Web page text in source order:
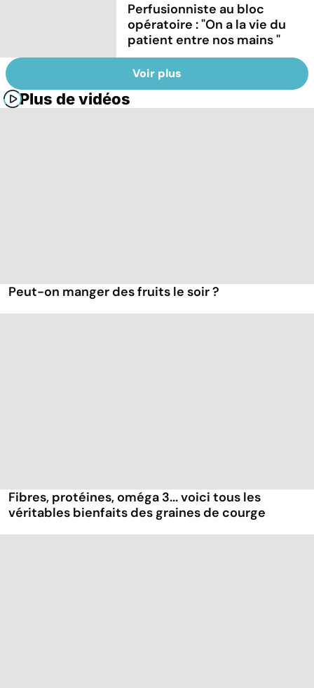
Perfusionniste au bloc
opératoire : "On a la vie du
patient entre nos mains "
Voir plus
Plus de vidéos
Peut-on manger des fruits le soir ?
Fibres, protéines, oméga 3... voici tous les
véritables bienfaits des graines de courge